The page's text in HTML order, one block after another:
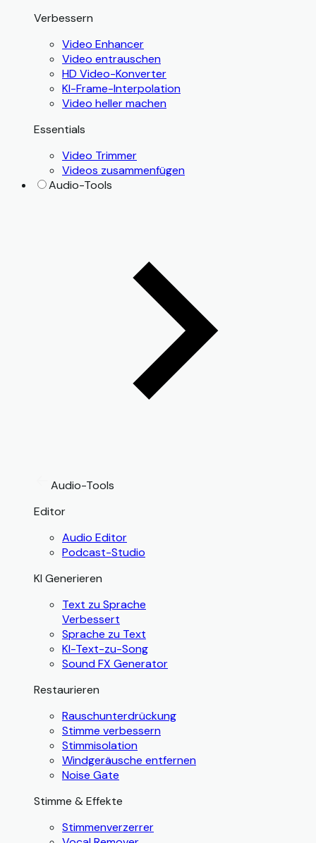
Verbessern
Video Enhancer
Video entrauschen
HD Video-Konverter
KI-Frame-Interpolation
Video heller machen
Essentials
Video Trimmer
Videos zusammenfügen
Audio-Tools
Audio-Tools
Editor
Audio Editor
Podcast-Studio
KI Generieren
Text zu Sprache
Verbessert
Sprache zu Text
KI-Text-zu-Song
Sound FX Generator
Restaurieren
Rauschunterdrückung
Stimme verbessern
Stimmisolation
Windgeräusche entfernen
Noise Gate
Stimme & Effekte
Stimmenverzerrer